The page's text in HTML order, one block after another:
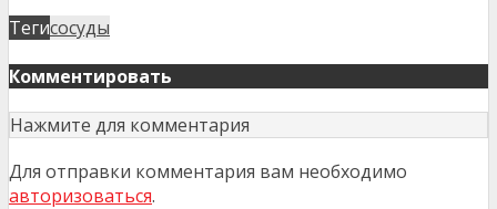
Тегисосуды
Комментировать
Нажмите для комментария
Для отправки комментария вам необходимо
авторизоваться.